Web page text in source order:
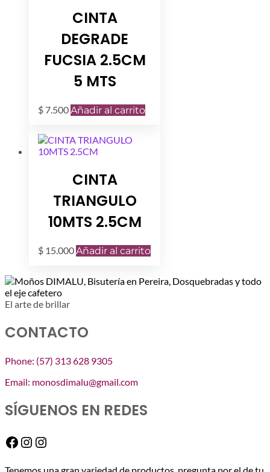
opciones
pueden
en
la
página
producto
CINTA
DEGRADE
FUCSIA 2.5CM
5 MTS
$ 7.500Añadir al carrito
CINTA
TRIANGULO
10MTS 2.5CM
$ 15.000Añadir al carrito
El arte de brillar
CONTACTO
Phone: (57) 313 628 9305
Email: monosdimalu@gmail.com
SÍGUENOS EN REDES
Facebook
Instagram
Instagram